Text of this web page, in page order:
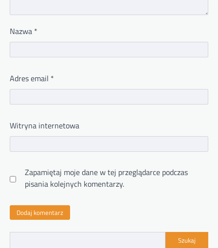
Nazwa *
Adres email *
Witryna internetowa
Zapamiętaj moje dane w tej przeglądarce podczas
pisania kolejnych komentarzy.
Szukaj